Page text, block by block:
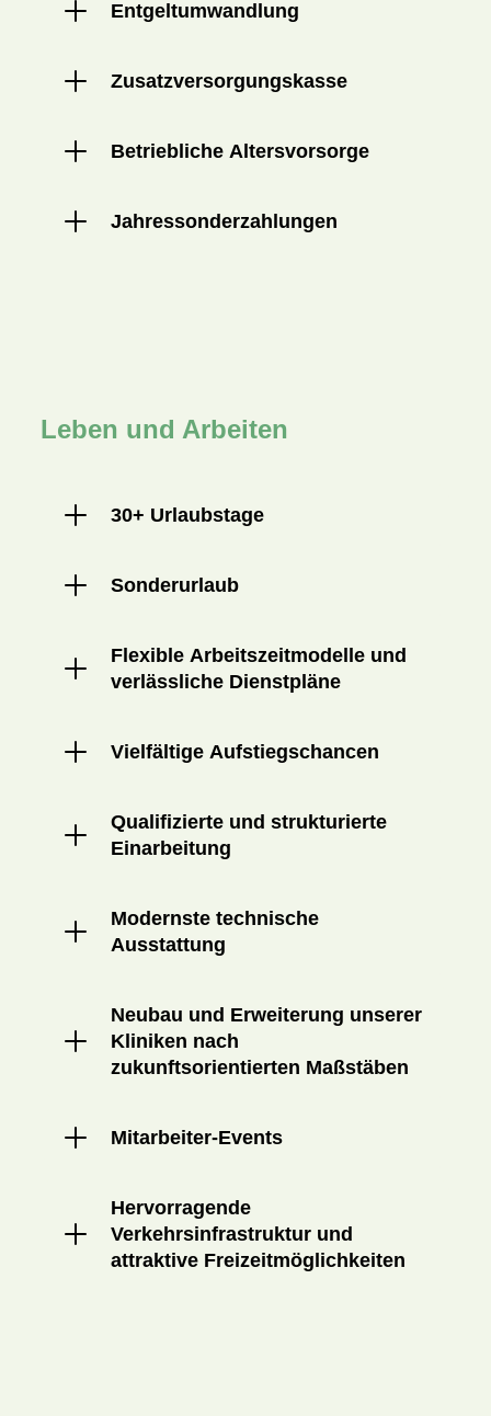
Entgeltumwandlung
Zusatzversorgungskasse
Betriebliche Altersvorsorge
Jahressonderzahlungen
Leben und Arbeiten
30+ Urlaubstage
Sonderurlaub
Flexible Arbeitszeitmodelle und
verlässliche Dienstpläne
Vielfältige Aufstiegschancen
Qualifizierte und strukturierte
Einarbeitung
Modernste technische
Ausstattung
Neubau und Erweiterung unserer
Kliniken nach
zukunftsorientierten Maßstäben
Mitarbeiter-Events
Hervorragende
Verkehrsinfrastruktur und
attraktive Freizeitmöglichkeiten